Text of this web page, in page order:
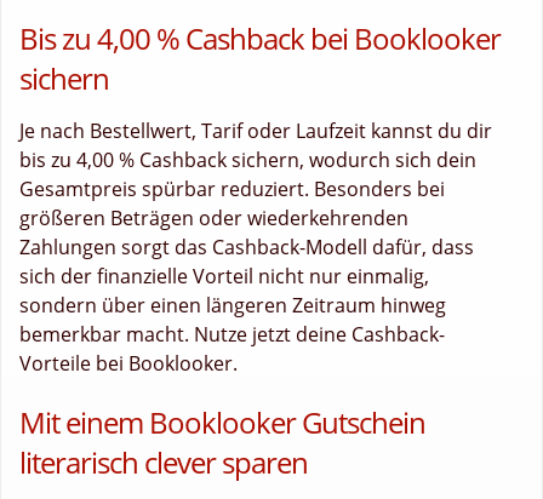
Bis zu 4,00 % Cashback bei Booklooker
sichern
Je nach Bestellwert, Tarif oder Laufzeit kannst du dir
bis zu 4,00 % Cashback sichern, wodurch sich dein
Gesamtpreis spürbar reduziert. Besonders bei
größeren Beträgen oder wiederkehrenden
Zahlungen sorgt das Cashback-Modell dafür, dass
sich der finanzielle Vorteil nicht nur einmalig,
sondern über einen längeren Zeitraum hinweg
bemerkbar macht. Nutze jetzt deine Cashback-
Vorteile bei Booklooker.
Mit einem Booklooker Gutschein
literarisch clever sparen